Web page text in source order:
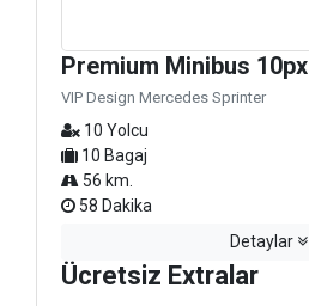
Premium Minibus 10px
VIP Design Mercedes Sprinter
10 Yolcu
10 Bagaj
56 km.
58 Dakika
Detaylar
Ücretsiz Extralar